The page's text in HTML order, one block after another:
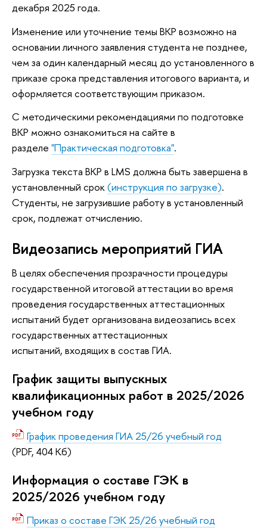
декабря 2025 года.
Изменение или уточнение темы ВКР возможно на
основании личного заявления студента не позднее,
чем за один календарный месяц до установленного в
приказе срока представления итогового варианта, и
оформляется соответствующим приказом.
С методическими рекомендациями по подготовке
ВКР можно ознакомиться на сайте в
разделе "Практическая подготовка".
Загрузка текста ВКР в LMS должна быть завершена в
установленный срок(инструкция по загрузке).
Студенты, не загрузившие работу в установленный
срок, подлежат отчислению.
Видеозапись мероприятий ГИА
В целях обеспечения прозрачности процедуры
государственной итоговой аттестации во время
проведения государственных аттестационных
испытаний будет организована видеозапись всех
государственных аттестационных
испытаний, входящих в состав ГИА.
График защиты выпускных
квалификационных работ в 2025/2026
учебном году
График проведения ГИА 25/26 учебный год
(PDF, 404 Кб)
Информация о составе ГЭК в
2025/2026 учебном году
Приказ о составе ГЭК 25/26 учебный год